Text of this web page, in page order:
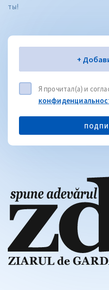
ты!
Электронная почта
+
Я прочитал(а) и